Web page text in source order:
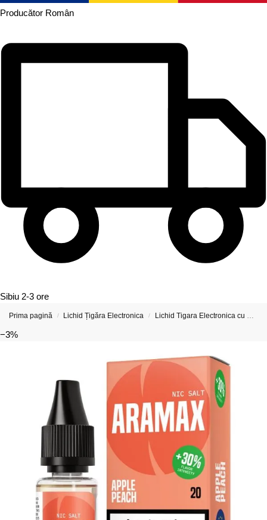
Producător Român
Sibiu 2-3 ore
Prima pagină / Lichid Țigăra Electronica / Lichid Tigara Electronica cu Nicotina
−3%